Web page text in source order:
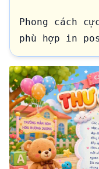
Phong cách
phù hợp in